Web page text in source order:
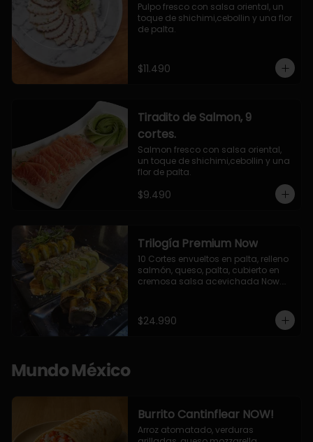
Pulpo fresco con salsa oriental, un
toque de shichimi,cebollin y una flor
de palta.
$11.490
Tiradito de Salmon, 9
cortes.
Salmon fresco con salsa oriental,
un toque de shichimi,cebollin y una
flor de palta.
$9.490
Trilogía Premium Now
10 Cortes envueltos en palta, relleno
salmón, queso, palta, cubierto en
cremosa salsa acevichada Now.
palta, cubierto con topping de
chimichurri de la casa flambeado.
$24.990
Mundo México
Burrito Cantinflear NOW!
Arroz atomatado, verduras